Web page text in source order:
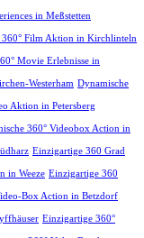
in Meßstetten
360° Film Aktion in Kirchlinteln
Movie Erlebnisse in
Westerham Dynamische
Aktion in Petersberg
360° Videobox Action in
Einzigartige 360 Grad
in Weeze Einzigartige 360
Box Action in Betzdorf
Einzigartige 360°